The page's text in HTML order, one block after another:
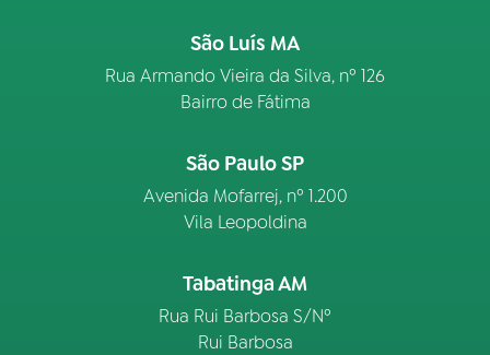
São Luís MA
Rua Armando Vieira da Silva, nº 126
Bairro de Fátima
São Paulo SP
Avenida Mofarrej, nº 1.200
Vila Leopoldina
Tabatinga AM
Rua Rui Barbosa S/Nº
Rui Barbosa